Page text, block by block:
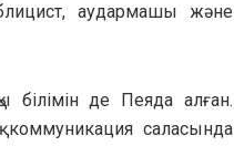
аудармашы және
де Пеяда алған.
коммуникация саласында